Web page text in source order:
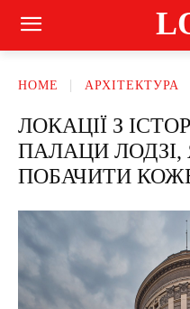
HOME АРХІТЕКТУРА
ЛОКАЦІЇ З
ПАЛАЦИ ЛОДЗІ,
ПОБАЧИТИ